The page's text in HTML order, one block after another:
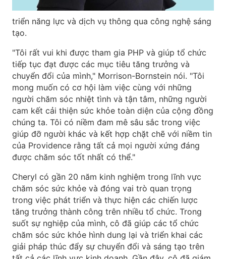
triển năng lực và dịch vụ thông qua công nghệ sáng
tạo.
"Tôi rất vui khi được tham gia PHP và giúp tổ chức
tiếp tục đạt được các mục tiêu tăng trưởng và
chuyển đổi của mình," Morrison-Bornstein nói. "Tôi
mong muốn có cơ hội làm việc cùng với những
người chăm sóc nhiệt tình và tận tâm, những người
cam kết cải thiện sức khỏe toàn diện của cộng đồng
chúng ta. Tôi có niềm đam mê sâu sắc trong việc
giúp đỡ người khác và kết hợp chặt chẽ với niềm tin
của Providence rằng tất cả mọi người xứng đáng
được chăm sóc tốt nhất có thể."
Cheryl có gần 20 năm kinh nghiệm trong lĩnh vực
chăm sóc sức khỏe và đóng vai trò quan trọng
trong việc phát triển và thực hiện các chiến lược
tăng trưởng thành công trên nhiều tổ chức. Trong
suốt sự nghiệp của mình, cô đã giúp các tổ chức
chăm sóc sức khỏe hình dung lại và triển khai các
giải pháp thúc đẩy sự chuyển đổi và sáng tạo trên